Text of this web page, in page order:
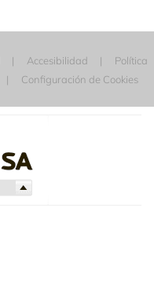
Accesibilidad
Política
Configuración de Cookies